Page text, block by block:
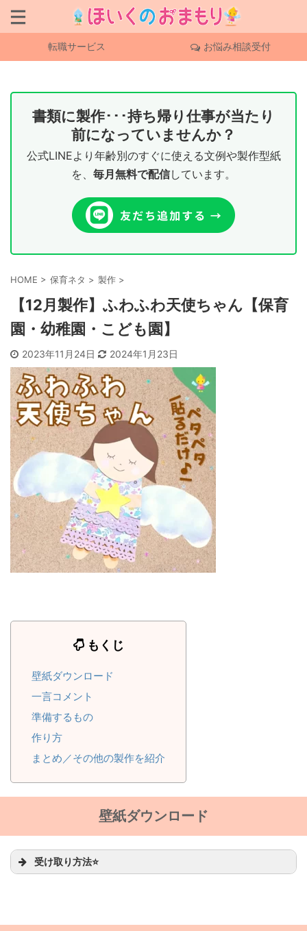
転職サービス お悩み相談受付
書類に製作･･･持ち帰り仕事が当たり
前になっていませんか？
公式LINEより年齢別のすぐに使える文例や製作型紙
を、 毎月無料で配信しています。
HOME > 保育ネタ > 製作 >
【12月製作】ふわふわ天使ちゃん【保育
園・幼稚園・こども園】
2023年11月24日 2024年1月23日
もくじ
壁紙ダウンロード
一言コメント
準備するもの
作り方
まとめ／その他の製作を紹介
壁紙ダウンロード
受け取り方法⭐